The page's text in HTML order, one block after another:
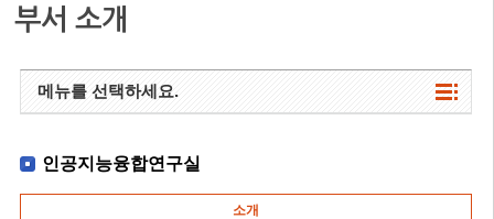
부서 소개
메뉴를 선택하세요.
인공지능융합연구실
소개